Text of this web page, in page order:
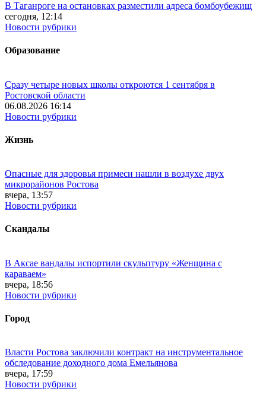
В Таганроге на остановках разместили адреса бомбоубежищ
сегодня, 12:14
Новости рубрики
Образование
Сразу четыре новых школы откроются 1 сентября в
Ростовской области
06.08.2026 16:14
Новости рубрики
Жизнь
Опасные для здоровья примеси нашли в воздухе двух
микрорайонов Ростова
вчера, 13:57
Новости рубрики
Скандалы
В Аксае вандалы испортили скульптуру «Женщина с
караваем»
вчера, 18:56
Новости рубрики
Город
Власти Ростова заключили контракт на инструментальное
обследование доходного дома Емельянова
вчера, 17:59
Новости рубрики